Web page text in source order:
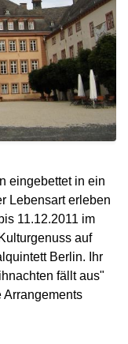
eingebettet in ein
Lebensart erleben
11.12.2011 im
auf
Berlin. Ihr
fällt aus"
Arrangements